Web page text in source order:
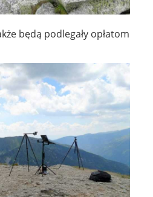
będą podlegały opłatom